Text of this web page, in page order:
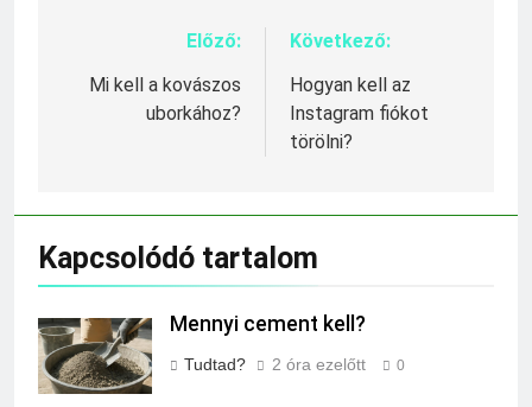
Bejegyzés
navigáció
Előző:
Mi kell a kovászos
uborkához?
Következő:
Hogyan kell az
Instagram fiókot
törölni?
Kapcsolódó tartalom
Mennyi cement kell?
Tudtad? 2 óra ezelőtt 0